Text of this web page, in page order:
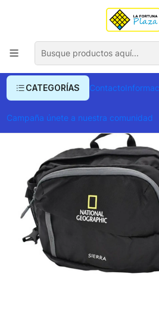
CATEGORÍAS Contacto
Campaña únete a nuestra comunidad
Envío gratis para compras
Canguro Sierra